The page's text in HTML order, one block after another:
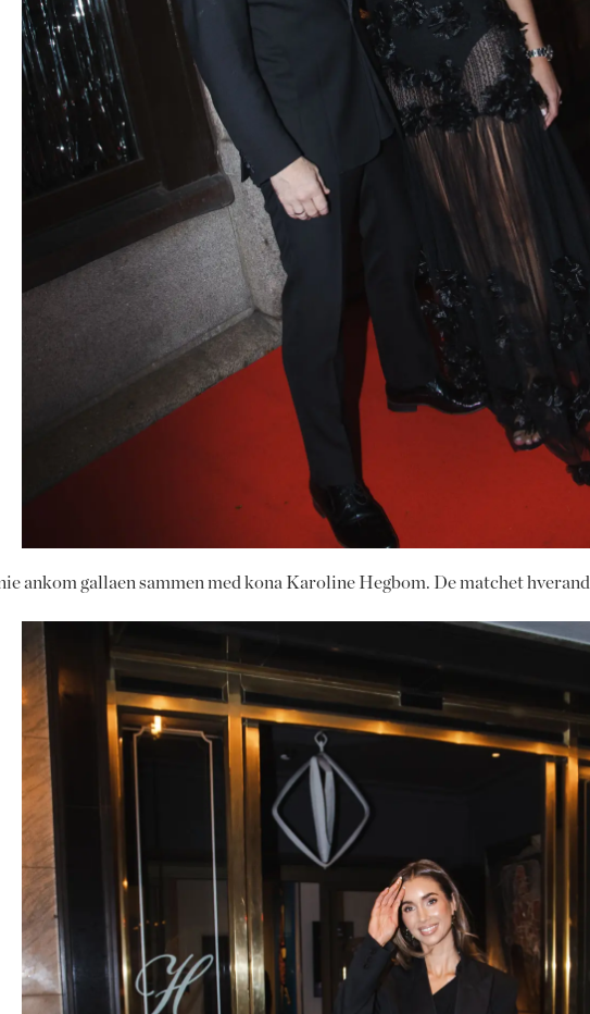
ankom gallaen sammen med kona Karoline Hegbom. De matchet